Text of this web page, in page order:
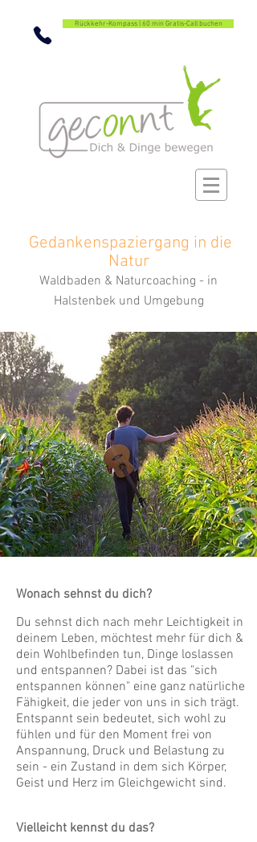
Rückkehr-Kompass | 60 min Gratis-Call buchen
Gedankenspaziergang in die
Natur
Waldbaden & Naturcoaching - in
Halstenbekund Umgebung
Wonach sehnst du dich?
Du sehnst dich nach mehr Leichtigkeit in
deinem Leben, möchtest mehr für dich &
dein Wohlbefinden tun, Dinge loslassen
und entspannen? Dabei ist das "sich
entspannen können" eine ganz natürliche
Fähigkeit, die jeder von uns in sich trägt.
Entspannt sein bedeutet, sich wohl zu
fühlen und für den Moment frei von
Anspannung, Druck und Belastung zu
sein - ein Zustand in dem sich Körper,
Geist und Herz im Gleichgewicht sind.
Vielleicht kennst du das?